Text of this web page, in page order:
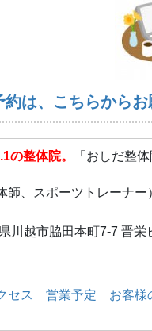
は、こちらからお
の整体院。 「おしだ整体
師、スポーツトレーナー
川越市脇田本町7-7 晋栄
セス 営業予定 お客様